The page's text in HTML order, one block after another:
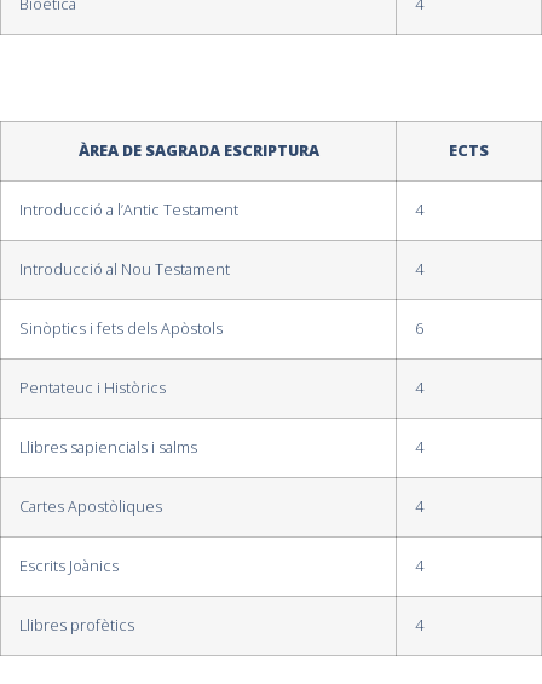
ÀREA DE SAGRADA ESCRIPTURA ECTS
Introducció a l’Antic Testament 4
Introducció al Nou Testament 4
Sinòptics i fets dels Apòstols 6
Pentateuc i Històrics 4
Llibres sapiencials i salms 4
Cartes Apostòliques 4
Escrits Joànics 4
Llibres profètics 4